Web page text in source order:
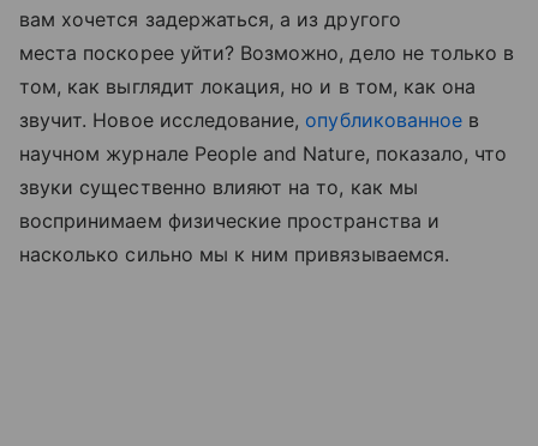
вам хочется задержаться, а из другого
места поскорее уйти? Возможно, дело не только в
том, как выглядит локация, но и в том, как она
звучит. Новое исследование, опубликованное в
научном журнале People and Nature, показало, что
звуки существенно влияют на то, как мы
воспринимаем физические пространства и
насколько сильно мы к ним привязываемся.